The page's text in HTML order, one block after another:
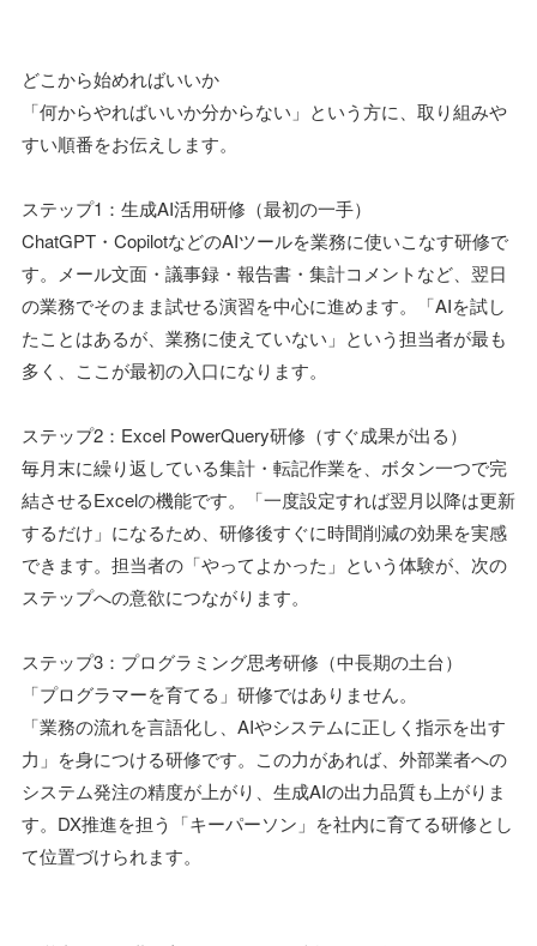
どこから始めればいいか
「何からやればいいか分からない」という方に、取り組みや
すい順番をお伝えします。
ステップ1：生成AI活用研修（最初の一手）
ChatGPT・CopilotなどのAIツールを業務に使いこなす研修で
す。メール文面・議事録・報告書・集計コメントなど、翌日
の業務でそのまま試せる演習を中心に進めます。「AIを試し
たことはあるが、業務に使えていない」という担当者が最も
多く、ここが最初の入口になります。
ステップ2：Excel PowerQuery研修（すぐ成果が出る）
毎月末に繰り返している集計・転記作業を、ボタン一つで完
結させるExcelの機能です。「一度設定すれば翌月以降は更新
するだけ」になるため、研修後すぐに時間削減の効果を実感
できます。担当者の「やってよかった」という体験が、次の
ステップへの意欲につながります。
ステップ3：プログラミング思考研修（中長期の土台）
「プログラマーを育てる」研修ではありません。
「業務の流れを言語化し、AIやシステムに正しく指示を出す
力」を身につける研修です。この力があれば、外部業者への
システム発注の精度が上がり、生成AIの出力品質も上がりま
す。DX推進を担う「キーパーソン」を社内に育てる研修とし
て位置づけられます。